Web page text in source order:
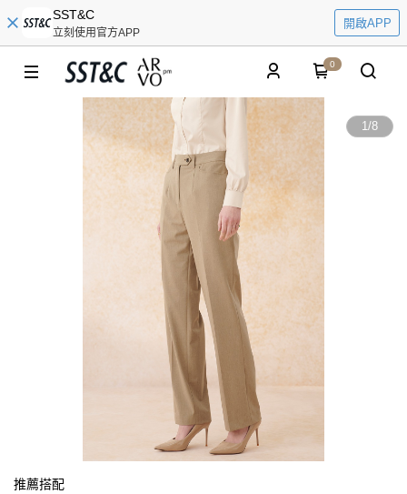
SST&C
立刻使用官方APP
開啟APP
0
1/8
推薦搭配